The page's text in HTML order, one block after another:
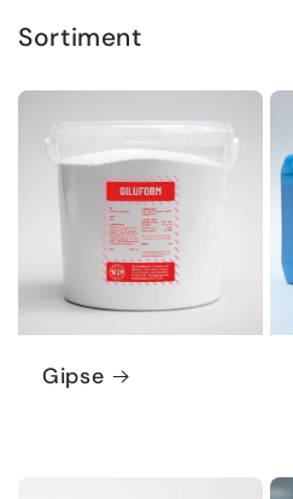
Sortiment
Gipse